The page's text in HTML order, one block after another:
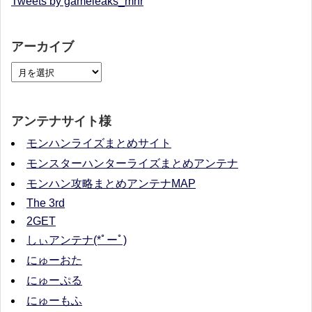
アーカイブ
アンテナサイト様
モンハンライズまとめサイト
モンスターハンターライズまとめアンテナ
モンハン攻略まとめアンテナMAP
The 3rd
2GET
しぃアンテナ(*ﾟーﾟ)
にゅーおた
にゅーぷる
にゅーもふ